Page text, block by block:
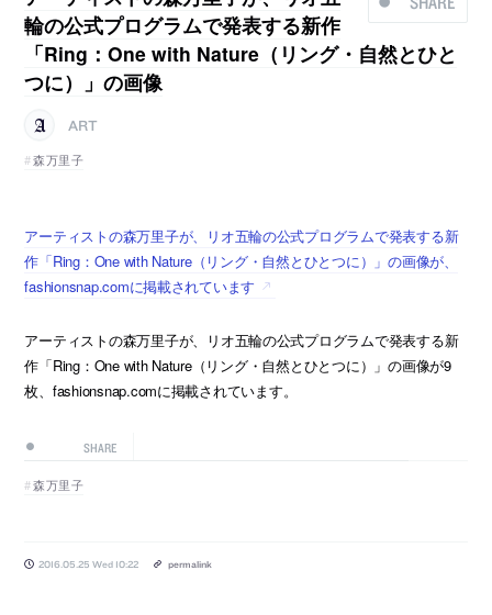
輪の公式プログラムで発表する新作
「Ring：One with Nature（リング・自然とひと
つに）」の画像
ART
森万里子
アーティストの森万里子が、リオ五輪の公式プログラムで発表する新
作「Ring：One with Nature（リング・自然とひとつに）」の画像が、
fashionsnap.comに掲載されています
アーティストの森万里子が、リオ五輪の公式プログラムで発表する新
作「Ring：One with Nature（リング・自然とひとつに）」の画像が9
枚、fashionsnap.comに掲載されています。
SHARE
森万里子
2016.05.25 Wed 10:22 permalink